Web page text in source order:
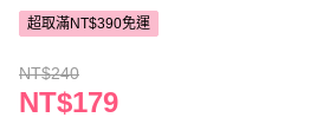
超取滿NT$390免運
NT$240
NT$179